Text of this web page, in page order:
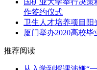
作签约仪式
卫生人才培养项目阳
厦门举办2020高校
推荐阅读